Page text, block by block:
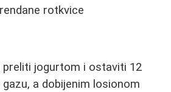
rotkvice
preliti jogurtom i ostaviti 12
a dobijenim losionom